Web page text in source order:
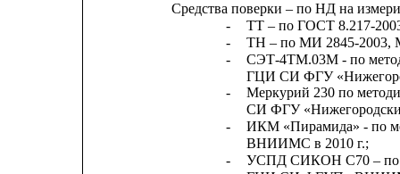
Средства поверки – по НД на
-
ТТ – по ГОСТ 8.217-
-
ТН – по МИ 2845-2003,
-
СЭТ-4ТМ.03М - по
ГЦИ СИ ФГУ
-
Меркурий 230 по
СИ ФГУ
-
ИКМ «Пирамида» - по
ВНИИМС в 2010 г.;
-
УСПД СИКОН С70 – по